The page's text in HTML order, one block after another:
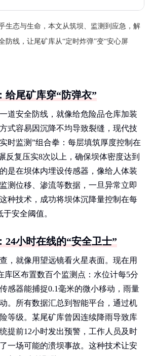
生态与生命，本文从筑坝、监测到应急，解
防线，让尾矿库从“定时炸弹”变“安心屏
给尾矿库穿“防弹衣”
道安全防线，就像给危险品仓库加装
式容易因沉降不均导致裂缝，现代技
时监测”组合拳：每层填筑厚度控制在
反复压实8次以上，确保坝体密度达到
是在坝体内埋设传感器，像给人体装
测位移、渗流等数据，一旦异常立即
种技术，成功将坝体沉降量控制在每
安全阈值。
24小时在线的“安全卫士”
，就像用望远镜看火星表面。现在用
库区布置数百个监测点：水位计每5分
感器能捕捉0.1毫米的微小移动，雨量
。所有数据汇总到智能平台，通过机
等级。某尾矿库曾因连续降雨导致库
提前12小时发出预警，工作人员及时
一场可能的溃坝事故。这种技术让安